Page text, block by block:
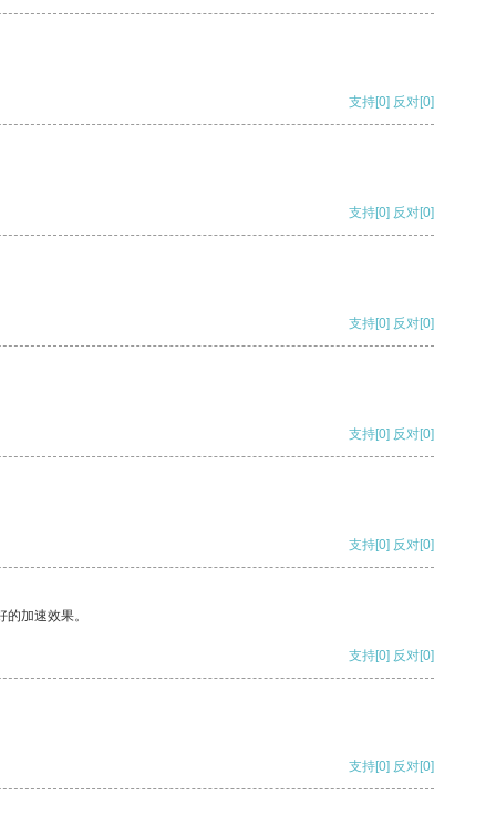
支持[0] 反对[0]
支持[0] 反对[0]
支持[0] 反对[0]
支持[0] 反对[0]
支持[0] 反对[0]
加速效果。
支持[0] 反对[0]
支持[0] 反对[0]